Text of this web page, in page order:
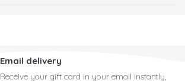
Email delivery
Receive your gift card in your email instantly,